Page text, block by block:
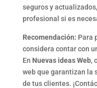
seguros y
profesional si es
Recomendación: Para
considera contar con
En Nuevas ideas Web,
web que garantizan la
de tus clientes.